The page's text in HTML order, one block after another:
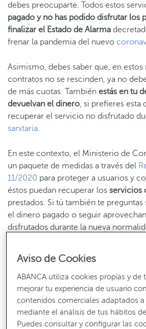
debes preocuparte. Todos estos
pagado y no has podido disfrutar los
finalizar el Estado de Alarma
frenar la pandemia del nuevo
Asimismo, debes saber que, en estos
contratos no se rescinden, ya no
de más cuotas. También estás en tu
devuelvan el dinero, si prefieres esta
recuperar el servicio no disfrutado
sanitaria.
En este contexto, el Ministerio de
un paquete de medidas a través del
11/2020 para proteger a usuarios y
éstos puedan recuperar los servicios
prestados. Si tú también te
el dinero pagado o seguir
disfrutados durante la nueva
Alarma
Academias, gimnasios y
Aviso de Cookies
ABANCA utiliza cookies propias y de
mejorar tu experiencia de usuario
contenidos comerciales adaptados a
mediante el análisis de tus hábitos
Puedes consultar y configurar las